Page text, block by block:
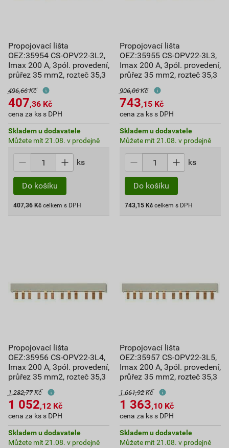
Propojovací lišta
OEZ:35954 CS-OPV22-3L2,
Imax 200 A, 3pól. provedení,
průřez 35 mm2, rozteč 35,3
496,66 Kč
407,36 Kč
cena za ks s DPH
Skladem u dodavatele
Můžete mít 21.08. v prodejně
ks
Do košíku
407,36 Kč celkem s DPH
Propojovací lišta
OEZ:35955 CS-OPV22-3L3,
Imax 200 A, 3pól. provedení,
průřez 35 mm2, rozteč 35,3
906,06 Kč
743,15 Kč
cena za ks s DPH
Skladem u dodavatele
Můžete mít 21.08. v prodejně
ks
Do košíku
743,15 Kč celkem s DPH
Propojovací lišta
OEZ:35956 CS-OPV22-3L4,
Imax 200 A, 3pól. provedení,
průřez 35 mm2, rozteč 35,3
1 282,77 Kč
1 052,12 Kč
cena za ks s DPH
Skladem u dodavatele
Můžete mít 21.08. v prodejně
Propojovací lišta
OEZ:35957 CS-OPV22-3L5,
Imax 200 A, 3pól. provedení,
průřez 35 mm2, rozteč 35,3
1 661,92 Kč
1 363,10 Kč
cena za ks s DPH
Skladem u dodavatele
Můžete mít 21.08. v prodejně